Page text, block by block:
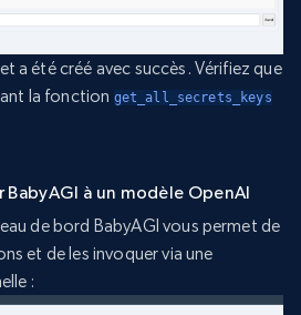
a été créé avec succès. Vérifiez que
la fonction get_all_secrets_keys
BabyAGI à un modèle OpenAI
de bord BabyAGI vous permet de
et de les invoquer via une
: